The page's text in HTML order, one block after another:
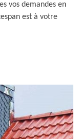
vos demandes en
est à votre